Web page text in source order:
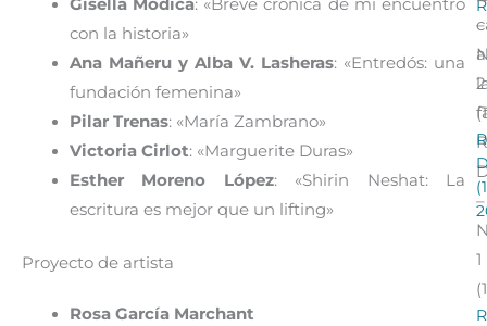
Gisella Modica: «Breve crónica de mi encuentro
con la historia»
Ana Mañeru y Alba V. Lasheras: «Entredós: una
fundación femenina»
Pilar Trenas: «María Zambrano»
Victoria Cirlot: «Marguerite Duras»
Esther Moreno López: «Shirin Neshat: La
escritura es mejor que un lifting»
Proyecto de artista
Rosa García Marchant
a
–
1
–
2